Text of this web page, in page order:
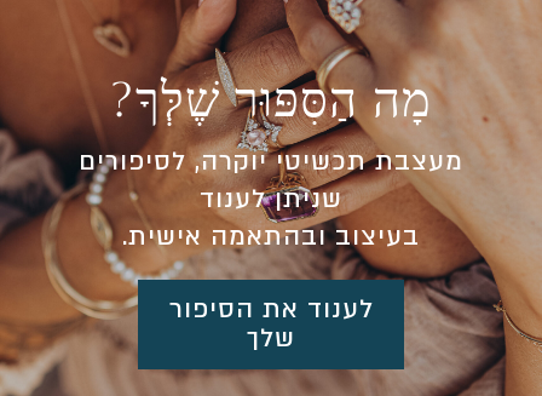
מָה הַסִּפּוּר שֶׁלְּךָ?
מעצבת תכשיטי יוקרה, לסיפורים
שניתן לענוד
בעיצוב ובהתאמה אישית.
לענוד את הסיפור
שלך